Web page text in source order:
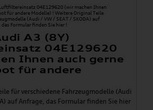
A3 (8Y)
04E129620
Ihnen auch gerne
für andere
für verschiedene Fahrzeugmodelle (Audi
auf Anfrage, das Formular finden Sie hier